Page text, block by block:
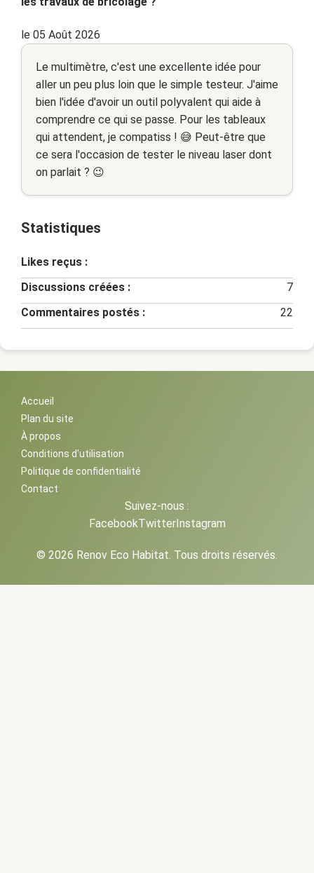
le 05 Août 2026
Le multimètre, c'est une excellente idée pour
aller un peu plus loin que le simple testeur. J'aime
bien l'idée d'avoir un outil polyvalent qui aide à
comprendre ce qui se passe. Pour les tableaux
qui attendent, je compatiss ! 😅 Peut-être que
ce sera l'occasion de tester le niveau laser dont
on parlait ? 😉
Statistiques
Likes reçus :
Discussions créées :
7
Commentaires postés :
22
Accueil
Plan du site
À propos
Conditions d'utilisation
Politique de confidentialité
Contact
Suivez-nous :
FacebookTwitterInstagram
© 2026 Renov Eco Habitat. Tous droits réservés.